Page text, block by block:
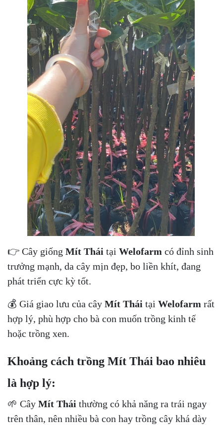
👉 Cây giống Mít Thái tại Welofarm có đỉnh sinh
trưởng mạnh, da cây mịn đẹp, bo liền khít, đang
phát triển cực kỳ tốt.
💰 Giá giao lưu của cây Mít Thái tại Welofarm rất
hợp lý, phù hợp cho bà con muốn trồng kinh tế
hoặc trồng xen.
Khoảng cách trồng Mít Thái bao nhiêu
là hợp lý:
🌱 Cây Mít Thái thường có khả năng ra trái ngay
trên thân, nên nhiều bà con hay trồng cây khá dày